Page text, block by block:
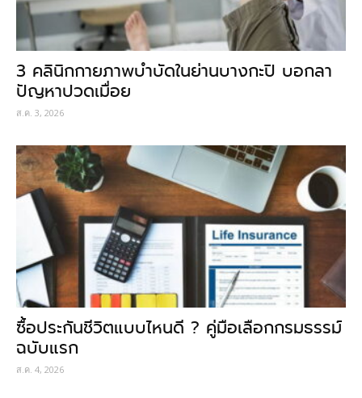
3 คลินิกกายภาพบำบัดในย่านบางกะปิ บอกลา
ปัญหาปวดเมื่อย
ส.ค. 3, 2026
ซื้อประกันชีวิตแบบไหนดี ? คู่มือเลือกกรมธรรม์
ฉบับแรก
ส.ค. 4, 2026